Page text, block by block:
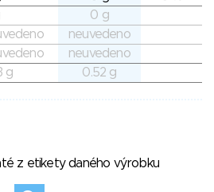
0 g
neuvedeno
neuvedeno
g 0.52 g
z etikety daného výrobku